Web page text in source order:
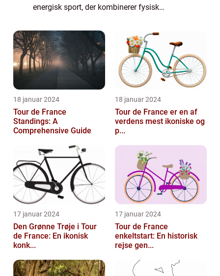
energisk sport, der kombinerer fysisk
konkurrenceelementer. I denne artikel vil vi
uddyb...
18 januar 2024
Tour de France
Standings: A
Comprehensive Guide
18 januar 2024
Tour de France er en af
verdens mest ikoniske og
p...
17 januar 2024
Den Grønne Trøje i Tour
de France: En ikonisk
konk...
17 januar 2024
Tour de France
enkeltstart: En historisk
rejse gen...